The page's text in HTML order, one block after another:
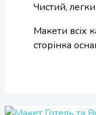
Чистий,
Макети всіх
сторінка